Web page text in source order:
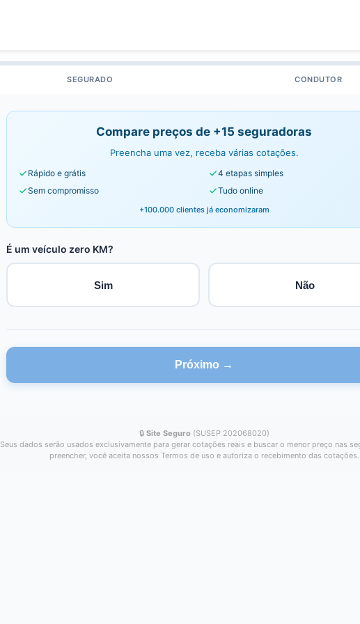
SEGURADO CONDUTOR
Compare preços de +15 seguradoras
Preencha uma vez, receba várias cotações.
Rápido e grátis
4 etapas simples
Sem compromisso
Tudo online
+100.000 clientes já economizaram
É um veículo zero KM?
Sim Não
Próximo →
🔒 Site Seguro (SUSEP 202068020)
Seus dados serão usados exclusivamente para gerar cotações reais e buscar o menor preço nas
preencher, você aceita nossos Termos de uso e autoriza o recebimento das cotações.